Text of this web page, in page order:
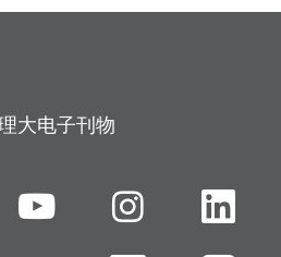
大电子刊物
YouTube